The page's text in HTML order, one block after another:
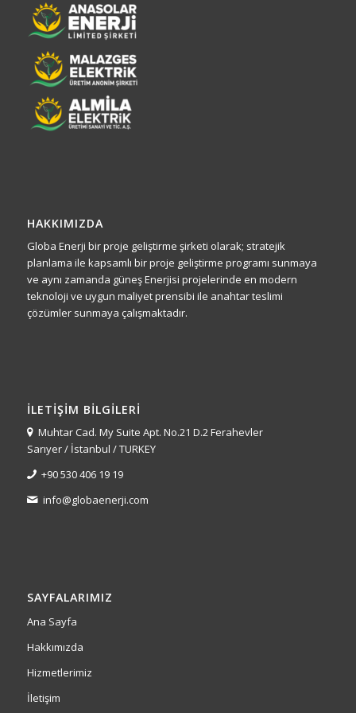
HAKKIMIZDA
Globa Enerji bir proje geliştirme şirketi olarak; stratejik
planlama ile kapsamlı bir proje geliştirme programı sunmaya
ve aynı zamanda güneş Enerjisi projelerinde en modern
teknoloji ve uygun maliyet prensibi ile anahtar teslimi
çözümler sunmaya çalışmaktadır.
İLETIŞIM BILGILERI
Muhtar Cad. My Suite Apt. No.21 D.2 Ferahevler
Sarıyer / İstanbul / TURKEY
+90 530 406 19 19
info@globaenerji.com
SAYFALARIMIZ
Ana Sayfa
Hakkımızda
Hizmetlerimiz
İletişim